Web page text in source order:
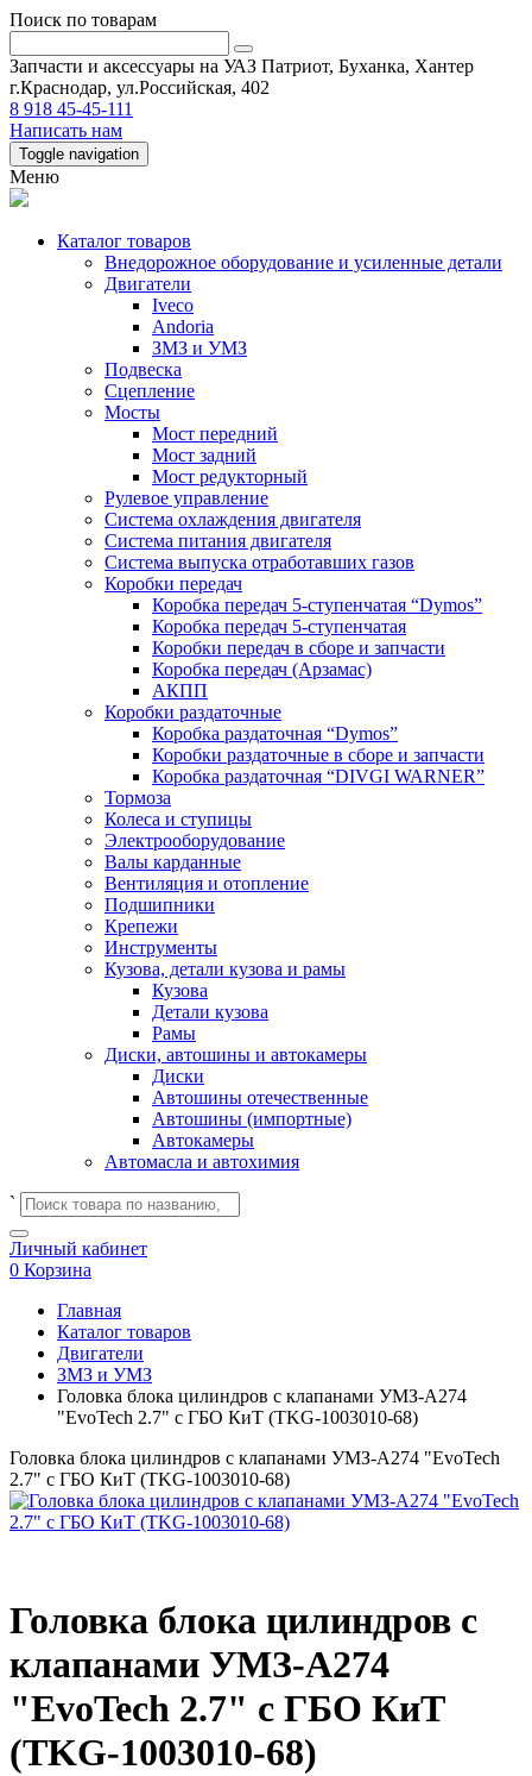
Поиск по товарам
Запчасти и аксессуары на УАЗ Патриот, Буханка, Хантер
г.Краснодар, ул.Российская, 402
8 918 45-45-111
Написать нам
Toggle navigation
Меню
Каталог товаров
Внедорожное оборудование и усиленные детали
Двигатели
Iveco
Andoria
ЗМЗ и УМЗ
Подвеска
Сцепление
Мосты
Мост передний
Мост задний
Мост редукторный
Рулевое управление
Система охлаждения двигателя
Система питания двигателя
Система выпуска отработавших газов
Коробки передач
Коробка передач 5-ступенчатая “Dymos”
Коробка передач 5-ступенчатая
Коробки передач в сборе и запчасти
Коробка передач (Арзамас)
АКПП
Коробки раздаточные
Коробка раздаточная “Dymos”
Коробки раздаточные в сборе и запчасти
Коробка раздаточная “DIVGI WARNER”
Тормоза
Колеса и ступицы
Электрооборудование
Валы карданные
Вентиляция и отопление
Подшипники
Крепежи
Инструменты
Кузова, детали кузова и рамы
Кузова
Детали кузова
Рамы
Диски, автошины и автокамеры
Диски
Автошины отечественные
Автошины (импортные)
Автокамеры
Автомасла и автохимия
`
Личный кабинет
0 Корзина
Главная
Каталог товаров
Двигатели
ЗМЗ и УМЗ
Головка блока цилиндров с клапанами УМЗ-А274
"EvoTech 2.7" с ГБО КиТ (TKG-1003010-68)
Головка блока цилиндров с клапанами УМЗ-А274 "EvoTech
2.7" с ГБО КиТ (TKG-1003010-68)
Головка блока цилиндров с
клапанами УМЗ-А274
"EvoTech 2.7" с ГБО КиТ
(TKG-1003010-68)